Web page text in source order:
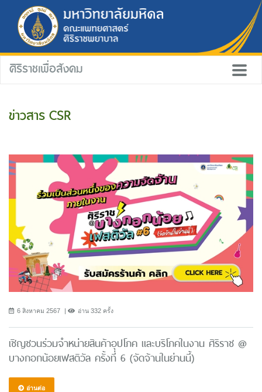
ศิริราชเพื่อสังคม
ข่าวสาร CSR
6 สิงหาคม 2567 อ่าน 332 ครั้ง
เชิญชวนร่วมจำหน่ายสินค้าอุปโภค และบริโภคในงาน ศิริราช @
บางกอกน้อยเฟสติวัล ครั้งที่ 6 (จัดจ้านในย่านนี้)
อ่านต่อ